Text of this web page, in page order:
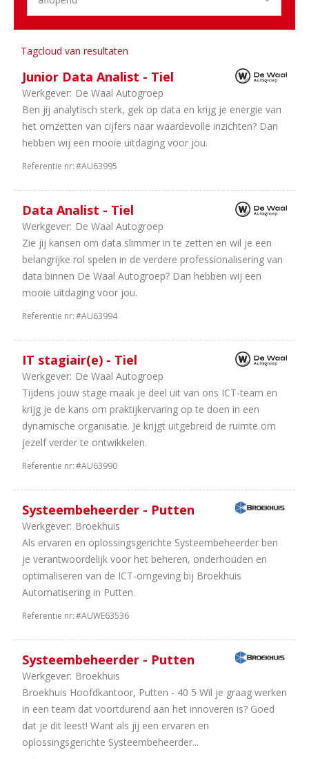
Dealerholdings
Aantal
uren
40
uur
38
uur
36
uur
overleg
Tagcloud van resultaten
Junior Data Analist - Tiel
Werkgever: De Waal Autogroep
Ben jij analytisch sterk, gek op data en krijg je energie van
het omzetten van cijfers naar waardevolle inzichten? Dan
hebben wij een mooie uitdaging voor jou.
Referentie nr:#AU63995
Data Analist - Tiel
Werkgever: De Waal Autogroep
Zie jij kansen om data slimmer in te zetten en wil je een
belangrijke rol spelen in de verdere professionalisering van
data binnen De Waal Autogroep? Dan hebben wij een
mooie uitdaging voor jou.
Referentie nr:#AU63994
IT stagiair(e) - Tiel
Werkgever: De Waal Autogroep
Tijdens jouw stage maak je deel uit van ons ICT-team en
krijg je de kans om praktijkervaring op te doen in een
dynamische organisatie. Je krijgt uitgebreid de ruimte om
jezelf verder te ontwikkelen.
Referentie nr:#AU63990
Systeembeheerder - Putten
Werkgever: Broekhuis
Als ervaren en oplossingsgerichte Systeembeheerder ben
je verantwoordelijk voor het beheren, onderhouden en
optimaliseren van de ICT-omgeving bij Broekhuis
Automatisering in Putten.
Referentie nr:#AUWE63536
Systeembeheerder - Putten
Werkgever: Broekhuis
Broekhuis Hoofdkantoor, Putten - 40 5 Wil je graag werken
in een team dat voortdurend aan het innoveren is? Goed
dat je dit leest! Want als jij een ervaren en
oplossingsgerichte Systeembeheerder...